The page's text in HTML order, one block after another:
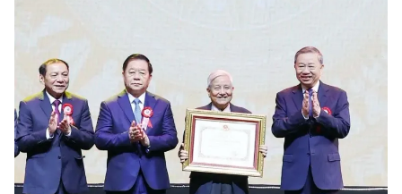
Góc doanh nghiệp
Truyền hình
Phim VTV
Hậu trường
Nhân vật
Khán giả
Giải trí
Điện ảnh
Âm nhạc
Đời sống
Du lịch